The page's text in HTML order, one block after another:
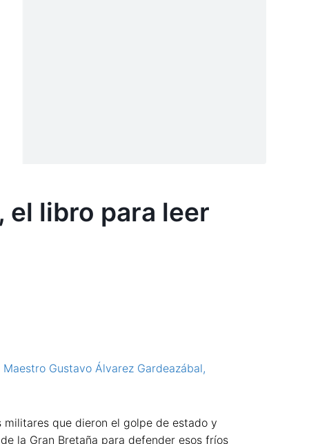
el libro para leer
Maestro Gustavo Álvarez Gardeazábal,
que dieron el golpe de estado y
la Gran Bretaña para defender esos fríos